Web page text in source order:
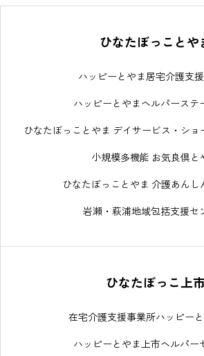
ひなたぼっことや
ハッピーとやま居宅介護支
ハッピーとやまヘルパーステ
ひなたぼっことやま デイサービス・ショ
小規模多機能 お気良倶と
ひなたぼっことやま 介護あんし
岩瀬・萩浦地域包括支援セ
ひなたぼっこ上
在宅介護支援事業所ハッピー
ハッピーとやま上市ヘルパー